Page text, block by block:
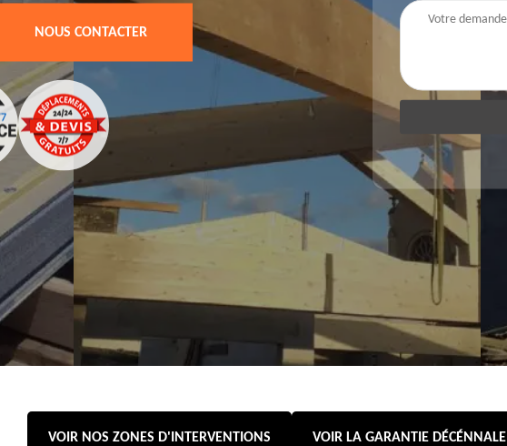
NOUS CONTACTER
VOIR NOS ZONES D'INTERVENTIONS VOIR LA GARANTIE DÉCÉNNALE